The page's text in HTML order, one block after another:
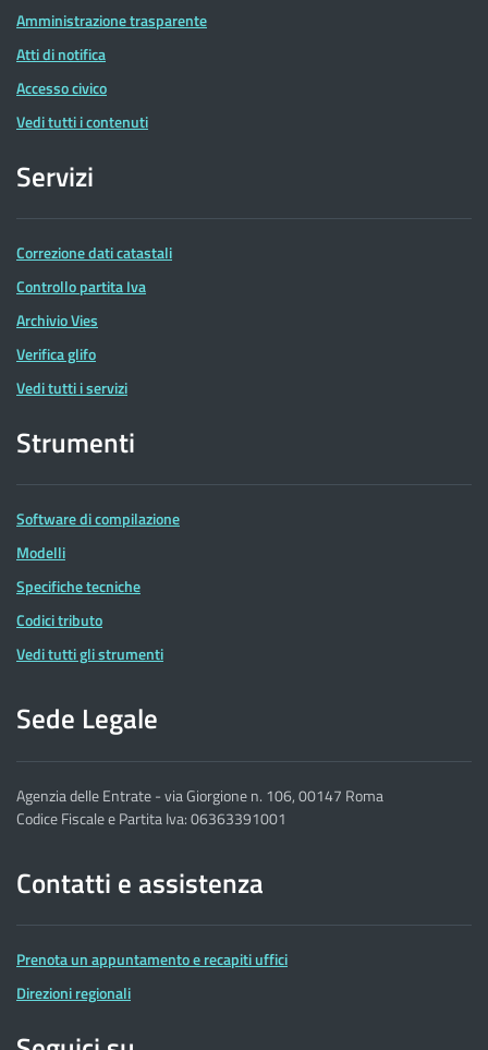
Amministrazione trasparente
Atti di notifica
Accesso civico
Vedi tutti i contenuti
Servizi
Correzione dati catastali
Controllo partita Iva
Archivio Vies
Verifica glifo
Vedi tutti i servizi
Strumenti
Software di compilazione
Modelli
Specifiche tecniche
Codici tributo
Vedi tutti gli strumenti
Sede Legale
Agenzia delle Entrate - via Giorgione n. 106, 00147 Roma
Codice Fiscale e Partita Iva: 06363391001
Contatti e assistenza
Prenota un appuntamento e recapiti uffici
Direzioni regionali